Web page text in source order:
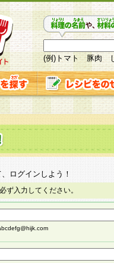
(例)トマト 豚肉
ログインしよう！
ず入力してください。